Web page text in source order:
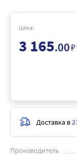
Производитель
Цена:
3 165.00₽
Доставка в